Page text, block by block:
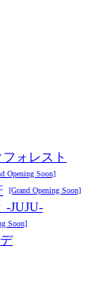
ォレスト
Opening Soon]
[Grand Opening Soon]
-JUJU-
Soon]